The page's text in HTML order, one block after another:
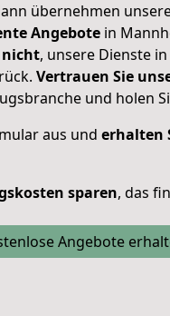
übernehmen
Angebote in
nicht, unsere Dienste
Vertrauen Sie
und holen
aus und erhalten
sparen, das
Angebote